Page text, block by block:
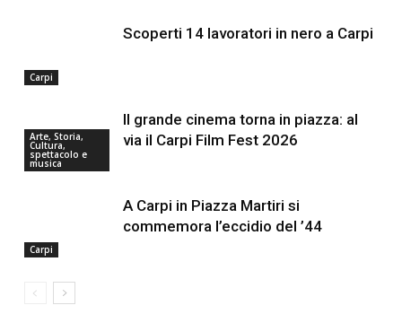
Carpi
Scoperti 14 lavoratori in nero a Carpi
Arte, Storia,
Cultura,
spettacolo e
musica
Il grande cinema torna in piazza: al
via il Carpi Film Fest 2026
Carpi
A Carpi in Piazza Martiri si
commemora l’eccidio del ’44